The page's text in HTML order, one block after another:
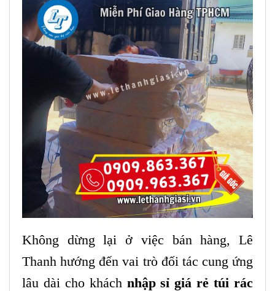
Không dừng lại ở việc bán hàng, Lê
Thanh hướng đến vai trò đối tác cung ứng
lâu dài cho khách nhập sỉ giá rẻ túi rác